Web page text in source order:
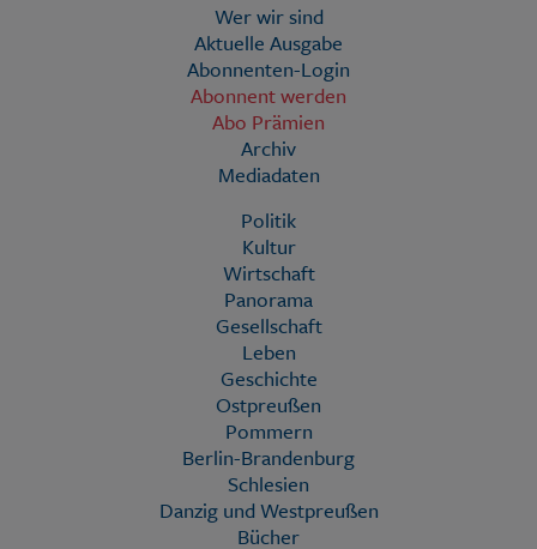
Wer wir sind
Aktuelle Ausgabe
Abonnenten-Login
Abonnent werden
Abo Prämien
Archiv
Mediadaten
Politik
Kultur
Wirtschaft
Panorama
Gesellschaft
Leben
Geschichte
Ostpreußen
Pommern
Berlin-Brandenburg
Schlesien
Danzig und Westpreußen
Bücher